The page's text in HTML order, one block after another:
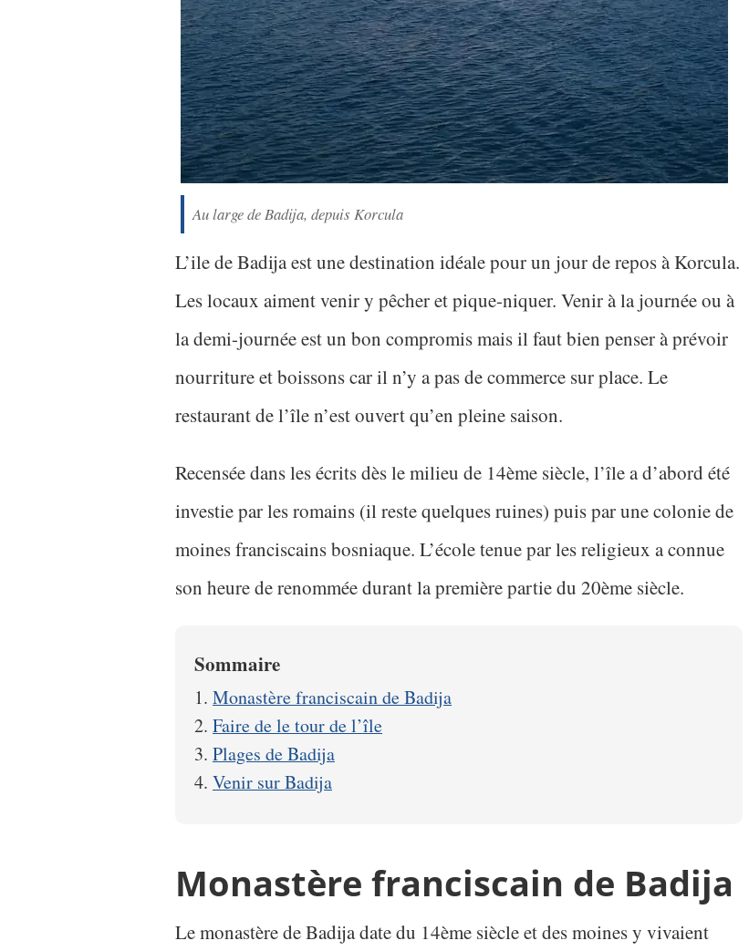
Au large de Badija, depuis Korcula
L’ile de Badija est une destination idéale pour un jour de repos à Korcula.
Les locaux aiment venir y pêcher et pique-niquer. Venir à la journée ou à
la demi-journée est un bon compromis mais il faut bien penser à prévoir
nourriture et boissons car il n’y a pas de commerce sur place. Le
restaurant de l’île n’est ouvert qu’en pleine saison.
Recensée dans les écrits dès le milieu de 14ème siècle, l’île a d’abord été
investie par les romains (il reste quelques ruines) puis par une colonie de
moines franciscains bosniaque. L’école tenue par les religieux a connue
son heure de renommée durant la première partie du 20ème siècle.
Sommaire
Monastère franciscain de Badija
Faire de le tour de l’île
Plages de Badija
Venir sur Badija
Monastère franciscain de Badija
Le monastère de Badija date du 14ème siècle et des moines y vivaient